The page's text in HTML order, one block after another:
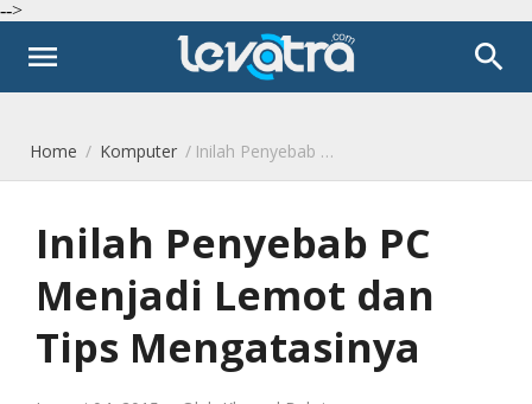
-->
menu search
Home / Komputer / Inilah Penyebab PC Menjadi Lemot dan Tips Mengatasinya
Inilah Penyebab PC
Menjadi Lemot dan
Tips Mengatasinya